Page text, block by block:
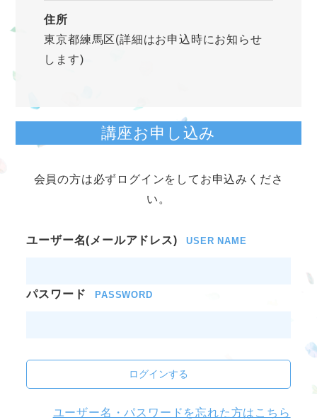
住所
東京都練馬区(詳細はお申込時にお知らせ
します)
講座お申し込み
会員の方は必ずログインをしてお申込みくださ
い。
ユーザー名(メールアドレス) USER NAME
パスワード PASSWORD
ログインする
ユーザー名・パスワードを忘れた方はこちら